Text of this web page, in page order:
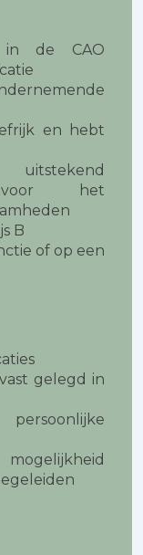
de CAO
en hebt
voor het
B
of op een
gelegd in